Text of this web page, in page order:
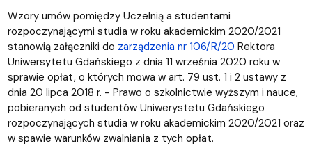
Wzory umów pomiędzy Uczelnią a studentami
rozpoczynającymi studia w roku akademickim 2020/2021
stanowią załączniki do zarządzenia nr 106/R/20 Rektora
Uniwersytetu Gdańskiego z dnia 11 września 2020 roku w
sprawie opłat, o których mowa w art. 79 ust. 1 i 2 ustawy z
dnia 20 lipca 2018 r. - Prawo o szkolnictwie wyższym i nauce,
pobieranych od studentów Uniwerystetu Gdańskiego
rozpoczynających studia w roku akademickim 2020/2021 oraz
w spawie warunków zwalniania z tych opłat.